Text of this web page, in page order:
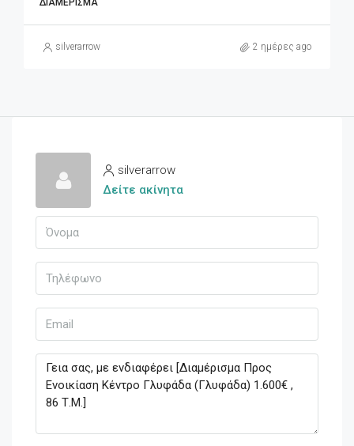
ΔΙΑΜΈΡΙΣΜΑ
silverarrow 2 ημέρες ago
silverarrow
Δείτε ακίνητα